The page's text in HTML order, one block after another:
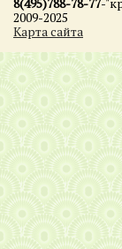
2009-2025
Карта сайта